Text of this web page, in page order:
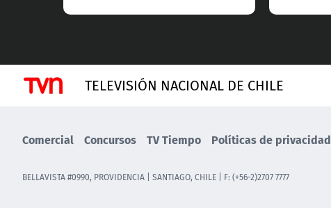
TELEVISIÓN NACIONAL DE CHILE
Comercial Concursos TV Tiempo Políticas de privacidad
BELLAVISTA #0990, PROVIDENCIA | SANTIAGO, CHILE | F: (+56-2)2707 7777